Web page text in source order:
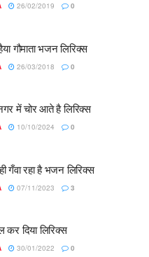
26/02/2019 0
गौमाता भजन लिरिक्स
26/03/2018 0
में चोर आते है लिरिक्स
10/10/2024 0
गँवा रहा है भजन लिरिक्स
07/11/2023 3
कर दिया लिरिक्स
30/01/2022 0